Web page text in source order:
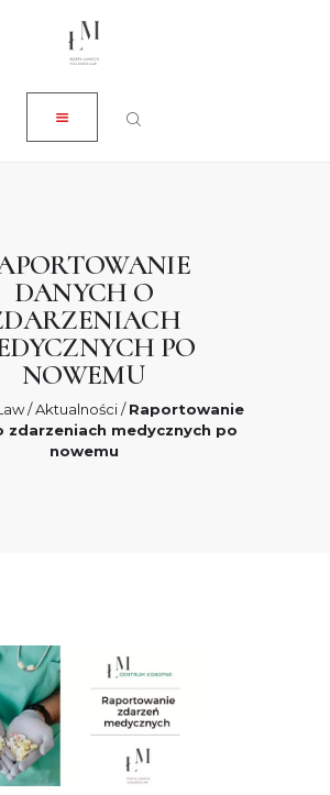
DANYCH O
PO
NOWEMU
/Aktualności/Raportowanie
zdarzeniach medycznych po
nowemu